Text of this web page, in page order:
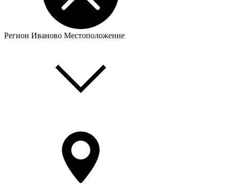
Регион Иваново Местоположение